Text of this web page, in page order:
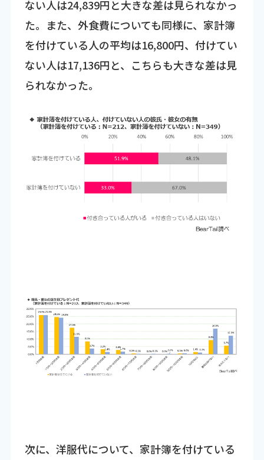
ない人は24,839円と大きな差は見られなかっ
た。また、外食費についても同様に、家計簿
を付けている人の平均は16,800円、付けてい
ない人は17,136円と、こちらも大きな差は見
られなかった。
次に、洋服代について、家計簿を付けている